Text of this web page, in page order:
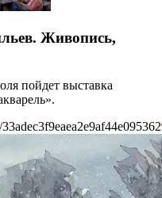
Живопись,
пойдет выставка